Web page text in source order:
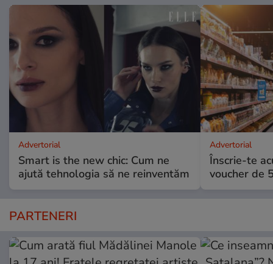
Advertorial
Smart is the new chic: Cum ne
ajută tehnologia să ne reinventăm
Advertorial
Înscrie-te
voucher de
PARTENERI